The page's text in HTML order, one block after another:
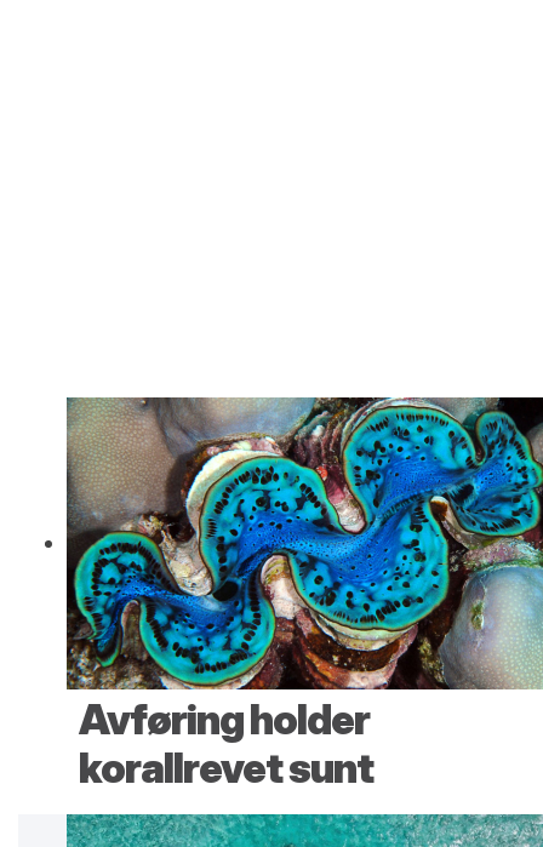
Avføring holder
korallrevet sunt